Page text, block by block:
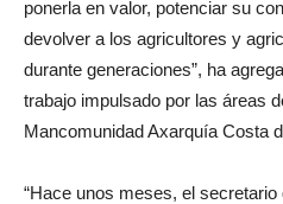
ponerla en valor, potenciar su
devolver a los agricultores y
durante generaciones”, ha
trabajo impulsado por las áreas
Mancomunidad Axarquía Costa
“Hace unos meses, el